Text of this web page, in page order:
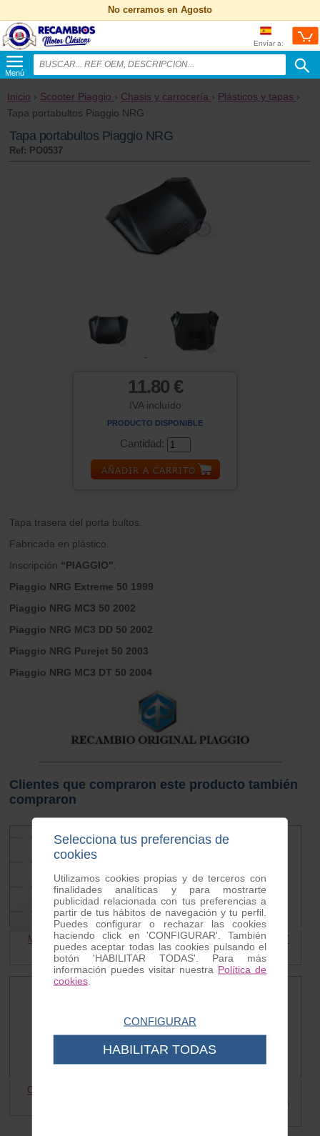
No cerramos en Agosto
Envíar a:
Menú
Inicio › Scooter Piaggio › Chasis y carrocería › Plásticos y tapas ›
Tapa portabultos Piaggio NRG
Tapa portabultos Piaggio NRG
Ref: PO0537
11.80 €
IVA incluído
PRODUCTO DISPONIBLE
Cantidad:
Tapa trasera del porta bultos.
Fabricada en plástico.
Inscripción “PIAGGIO”
Piaggio NRG Extreme 50 1999
Piaggio NRG MC3 50 2002
Piaggio NRG MC3 DD 50 2002
Piaggio NRG Purejet 50 2003
Piaggio NRG MC3 DT 50 2004
Clientes que compraron este producto también
compraron
Motor arranque Piaggio 50
27.00 € 25.00 €
Estator Motor Piaggio 50 2T
67.55 € 40.00 €
Cilindro Piaggio NRG agua
Selecciona tus preferencias de
cookies
Utilizamos cookies propias y de terceros con
finalidades analíticas y para mostrarte
publicidad relacionada con tus preferencias a
partir de tus hábitos de navegación y tu perfil.
Puedes configurar o rechazar las cookies
haciendo click en 'CONFIGURAR'. También
puedes aceptar todas las cookies pulsando el
botón 'HABILITAR TODAS'. Para más
información puedes visitar nuestra Política de
cookies.
CONFIGURAR
HABILITAR TODAS